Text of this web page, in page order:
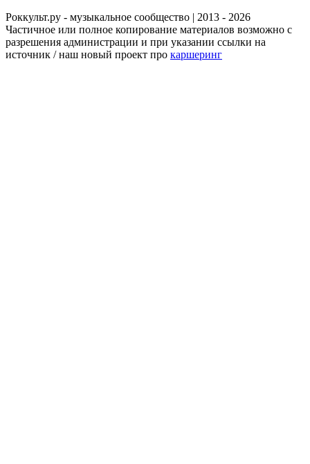
Роккульт.ру - музыкальное сообщество | 2013 - 2026
Частичное или полное копирование материалов возможно с
разрешения администрации и при указании ссылки на
источник / наш новый проект про каршеринг